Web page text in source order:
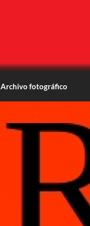
Archivo fotográfico